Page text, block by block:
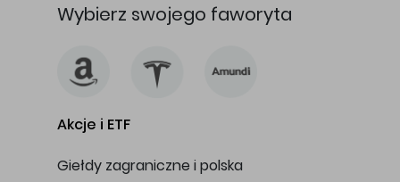
Wybierz swojego faworyta
Akcje i ETF
Giełdy zagraniczne i polska